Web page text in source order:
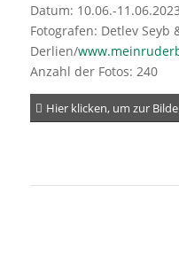
Datum: 10.06.-11.06.2023
Fotografen: Detlev Seyb
Derlien/
Anzahl der Fotos: 240
Hier klicken, um zur